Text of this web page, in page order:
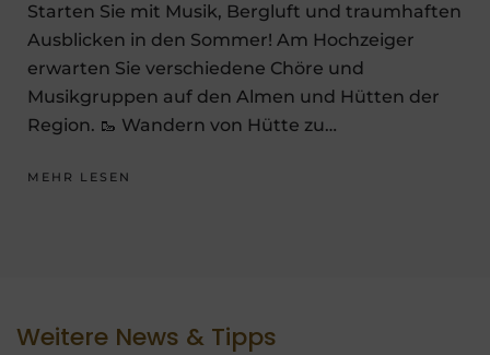
Starten Sie mit Musik, Bergluft und traumhaften
Ausblicken in den Sommer! Am Hochzeiger
erwarten Sie verschiedene Chöre und
Musikgruppen auf den Almen und Hütten der
Region. 🥾 Wandern von Hütte zu…
MEHR LESEN
Weitere News & Tipps